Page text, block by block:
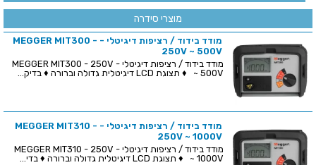
מוצרי סידרה
מודד בידוד / רציפות דיגיטלי - MEGGER MIT300 -
250V ~ 500V
מודד בידוד / רציפות דיגיטלי - MEGGER MIT300 - 250V
~ 500V ♦ תצוגת LCD דיגיטלית גדולה וברורה ♦ בדיק...
מודד בידוד / רציפות דיגיטלי - MEGGER MIT310 -
250V ~ 1000V
מודד בידוד / רציפות דיגיטלי - MEGGER MIT310 - 250V
~ 1000V ♦ תצוגת LCD דיגיטלית גדולה וברורה ♦ בדי...